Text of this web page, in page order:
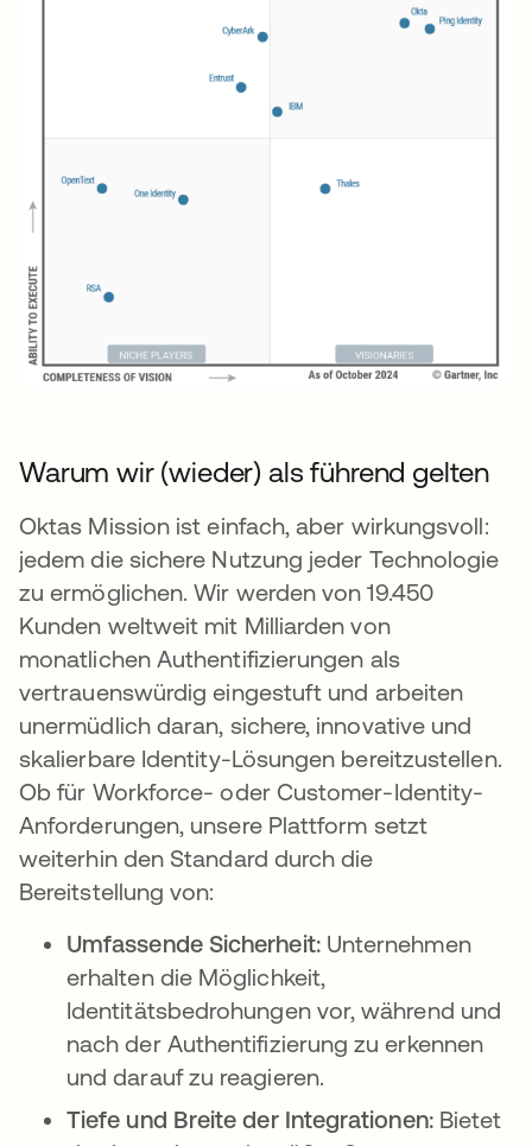
Warum wir (wieder) als führend gelten
Oktas Mission ist einfach, aber wirkungsvoll:
jedem die sichere Nutzung jeder Technologie
zu ermöglichen. Wir werden von 19.450
Kunden weltweit mit Milliarden von
monatlichen Authentifizierungen als
vertrauenswürdig eingestuft und arbeiten
unermüdlich daran, sichere, innovative und
skalierbare Identity-Lösungen bereitzustellen.
Ob für Workforce- oder Customer-Identity-
Anforderungen, unsere Plattform setzt
weiterhin den Standard durch die
Bereitstellung von:
Umfassende Sicherheit:Unternehmen
erhalten die Möglichkeit,
Identitätsbedrohungen vor, während und
nach der Authentifizierung zu erkennen
und darauf zu reagieren.
Tiefe und Breite der Integrationen:Bietet